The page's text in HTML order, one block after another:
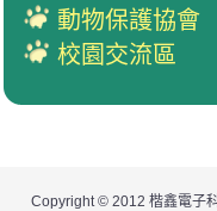
動物保護協會
校園交流區
Copyright © 2012 楷鑫電子